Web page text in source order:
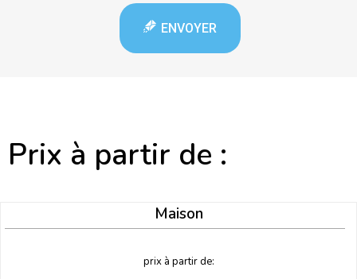
ENVOYER
Prix à partir de :
Maison
prix à partir de: